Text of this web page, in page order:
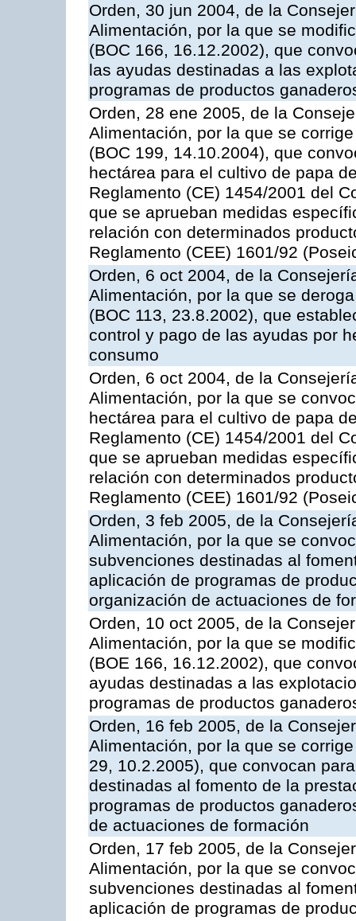
Orden, 30 jun 2004, de la
Alimentación, por la que se
(BOC 166, 16.12.2002), que
las ayudas destinadas a las
programas de productos
Orden, 28 ene 2005, de la
Alimentación, por la que se
(BOC 199, 14.10.2004), que
hectárea para el cultivo de papa
Reglamento (CE) 1454/2001 del
que se aprueban medidas
relación con determinados
Reglamento (CEE) 1601/92
Orden, 6 oct 2004, de la
Alimentación, por la que se
(BOC 113, 23.8.2002), que
control y pago de las ayudas por
consumo
Orden, 6 oct 2004, de la
Alimentación, por la que se
hectárea para el cultivo de papa
Reglamento (CE) 1454/2001 del
que se aprueban medidas
relación con determinados
Reglamento (CEE) 1601/92
Orden, 3 feb 2005, de la
Alimentación, por la que se
subvenciones destinadas al
aplicación de programas de
organización de actuaciones de
Orden, 10 oct 2005, de la
Alimentación, por la que se
(BOE 166, 16.12.2002), que
ayudas destinadas a las
programas de productos
Orden, 16 feb 2005, de la
Alimentación, por la que se
29, 10.2.2005), que convocan
destinadas al fomento de la
programas de productos
de actuaciones de formación
Orden, 17 feb 2005, de la
Alimentación, por la que se
subvenciones destinadas al
aplicación de programas de